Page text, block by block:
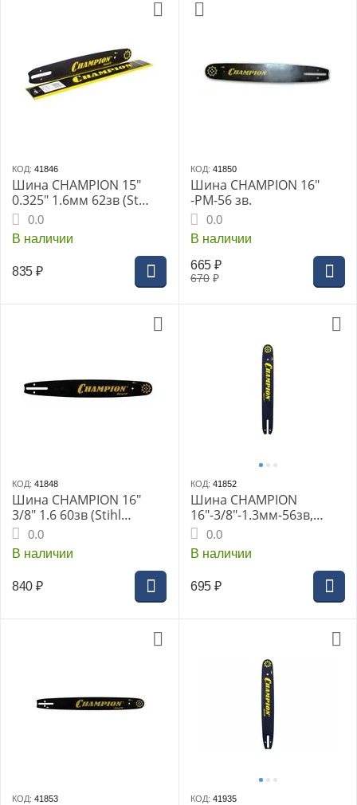
КОД: 41846
Шина CHAMPION 15"
0.325" 1.6мм 62зв (St
260,261,271,291
153SLGD025)
0.0
В наличии
835 ₽
КОД: 41850
Шина CHAMPION 16"
-РМ-56 зв.
0.0
В наличии
670 ₽
665 ₽
КОД: 41848
Шина CHAMPION 16"
3/8" 1.6 60зв (Stihl
MS290,310,390,340,341,3
60,361,440,460,640,650,6
60,880) 163SLH
0.0
В наличии
840 ₽
КОД: 41852
Шина CHAMPION
16"-3/8"-1.3мм-56зв,
St180, 181, 211, 230, 241,
250 160SPEA074
0.0
В наличии
695 ₽
КОД: 41853 КОД: 41935